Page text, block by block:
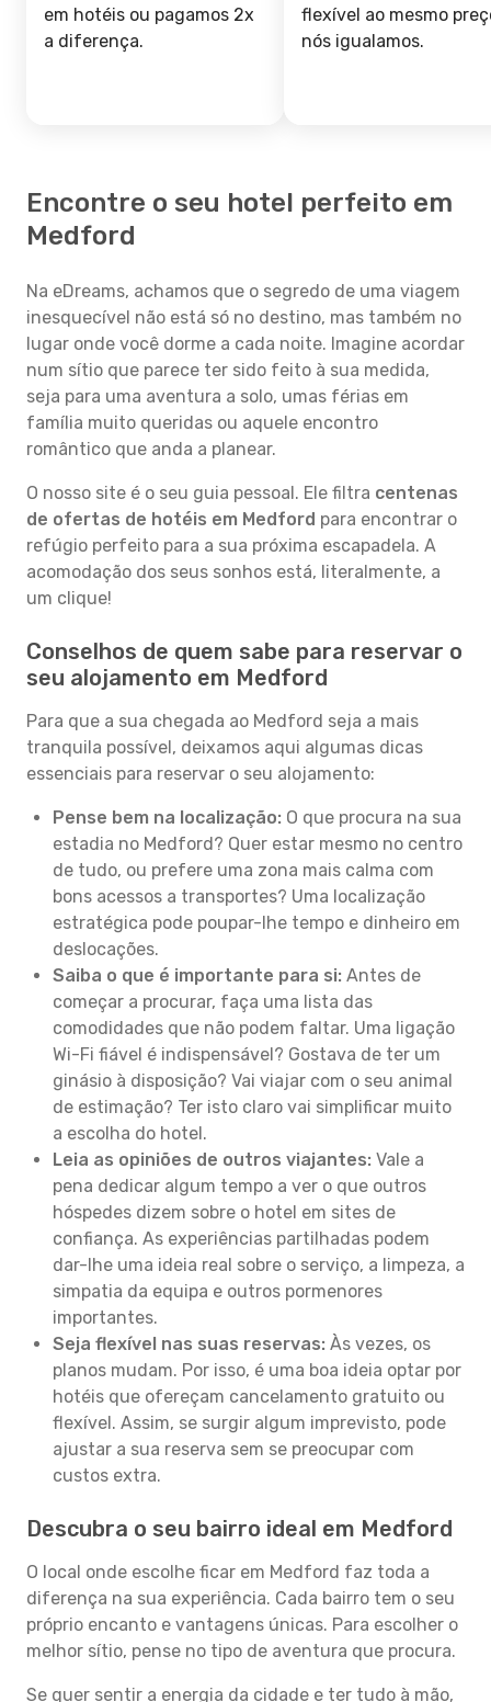
em hotéis ou pagamos 2x
a diferença.
flexível ao mesmo
nós igualamos.
Encontre o seu hotel perfeito em
Medford
Na eDreams, achamos que o segredo de uma viagem
inesquecível não está só no destino, mas também no
lugar onde você dorme a cada noite. Imagine acordar
num sítio que parece ter sido feito à sua medida,
seja para uma aventura a solo, umas férias em
família muito queridas ou aquele encontro
romântico que anda a planear.
O nosso site é o seu guia pessoal. Ele filtra centenas
de ofertas de hotéis em Medford para encontrar o
refúgio perfeito para a sua próxima escapadela. A
acomodação dos seus sonhos está, literalmente, a
um clique!
Conselhos de quem sabe para reservar o
seu alojamento em Medford
Para que a sua chegada ao Medford seja a mais
tranquila possível, deixamos aqui algumas dicas
essenciais para reservar o seu alojamento:
Pense bem na localização: O que procura na sua
estadia no Medford? Quer estar mesmo no centro
de tudo, ou prefere uma zona mais calma com
bons acessos a transportes? Uma localização
estratégica pode poupar-lhe tempo e dinheiro em
deslocações.
Saiba o que é importante para si: Antes de
começar a procurar, faça uma lista das
comodidades que não podem faltar. Uma ligação
Wi-Fi fiável é indispensável? Gostava de ter um
ginásio à disposição? Vai viajar com o seu animal
de estimação? Ter isto claro vai simplificar muito
a escolha do hotel.
Leia as opiniões de outros viajantes: Vale a
pena dedicar algum tempo a ver o que outros
hóspedes dizem sobre o hotel em sites de
confiança. As experiências partilhadas podem
dar-lhe uma ideia real sobre o serviço, a limpeza, a
simpatia da equipa e outros pormenores
importantes.
Seja flexível nas suas reservas: Às vezes, os
planos mudam. Por isso, é uma boa ideia optar por
hotéis que ofereçam cancelamento gratuito ou
flexível. Assim, se surgir algum imprevisto, pode
ajustar a sua reserva sem se preocupar com
custos extra.
Descubra o seu bairro ideal em Medford
O local onde escolhe ficar em Medford faz toda a
diferença na sua experiência. Cada bairro tem o seu
próprio encanto e vantagens únicas. Para escolher o
melhor sítio, pense no tipo de aventura que procura.
Se quer sentir a energia da cidade e ter tudo à mão,